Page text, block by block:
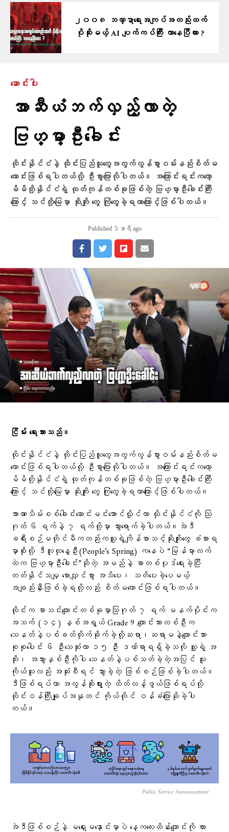
၂၀၀၈ ဘဏ္ဍာရေးအကျပ်အတည်းထက်
ပိုဆိုးမယ့် AI ပျက်ကပ်ကြီး လာနေပြီလား ?
ဆောင်းပါး
အာဆီယံဘက်လှည့်လာတဲ့
ဗြဟ္မာ့ဦးခေါင်း
ထိုင်းနိုင်ငံနဲ့ ထိုင်းပြည်သူတွေအတွက်လွန်စွာဝမ်းနည်းစိတ်မ
ကောင်းဖြစ်ရပါတယ်လို့ ဦးစွာပြောလိုပါတယ်။ အကြောင်းရင်းကတော့
မိမိတို့နိုင်ငံရဲ့ ထုတ်ကုန်တစ်ခုဖြစ်တဲ့ ဗြဟ္မာ့ဦးခေါင်းကြီး
ကြောင့် သင်တို့မြေမှာ ဆိုးကျိုး တွေ ကြုံတွေ့ခဲ့ရတာကြောင့်ဖြစ်ပါတယ်။
Published 5 နာရီ ago
ငြိမ်း ရေးသားသည်။
ထိုင်းနိုင်ငံနဲ့ ထိုင်းပြည်သူတွေအတွက်လွန်စွာဝမ်းနည်းစိတ်မ
ကောင်းဖြစ်ရပါတယ်လို့ ဦးစွာပြောလိုပါတယ်။ အကြောင်းရင်းကတော့
မိမိတို့နိုင်ငံရဲ့ ထုတ်ကုန်တစ်ခုဖြစ်တဲ့ ဗြဟ္မာ့ဦးခေါင်းကြီး
ကြောင့် သင်တို့မြေမှာ ဆိုးကျိုး တွေ ကြုံတွေ့ခဲ့ရတာကြောင့်ဖြစ်ပါတယ်။
အာဏာသိမ်းစစ်ခေါင်းဆောင်းမင်းအောင်လှိုင်ဟာ ထိုင်းနိုင်ငံကို သြ
ဂုတ် ၆ ရက်နဲ့ ၇ ရက်တို့မှာ သွားရောက်ခဲ့ပါတယ်။အဲဒီ
ခရီးစဉ်မတိုင်မီကတည်းကသူ့ရဲ့ကျိန်စာသင့်ဆိုးကျိုးတွေ ခံစားရ
မှာစိုးလို့ ဒီလူထုနွေဦး(People’s Spring) ကနေပဲ “မြန်မာ့လက်
ထဲက ဗြဟ္မာ့ဦးခေါင်း”ဆိုတဲ့ အမည်နဲ့ စာတစ်ပုဒ်ရေးခဲ့ပြီး
တတ်နိုင်သမျှ စောလျှင်စွာ အသိပေး၊ သတိပေးခဲ့ပေမယ့်
အချည်းနှီးဖြစ်ခဲ့ရလို့လည်း စိတ်မကောင်းဖြစ်ရပါတယ်။
ထိုင်းက စာသင်းကျောင်းတစ်ခုမှာသြဂုတ် ၇ ရက် မနက်ပိုင်းက
အသက် (၁၄) နှစ်အရွယ် Grade 9 ကျောင်းသားတစ်ဦးက
သေနတ်နဲ့ပစ်ခတ်တိုက်ခိုက်ခဲ့လို့ဆရာ၊ဆရာမနဲ့ကျောင်းသား
စုစုပေါင်း ၆ ဦးသေဆုံးကာ ၁၅ ဦး ဒဏ်ရာရရှိခဲ့သလို သူ့ရဲ့ အ
ဘိုး၊ အဘွားနှစ်ဦးကိုပါ သေနတ်နဲ့ပစ်သတ်ခဲ့တဲ့အပြင် သူ
ကိုယ်သူလည်း အဆုံးစီရင် သွားခဲ့တဲ့ ဖြစ်စဉ်ဖြစ်ခဲ့ပါတယ်။
ဒီဖြစ်ရပ်ဟာ အလွန်ဆိုးရွားတဲ့ ထိတ်လန့်ဖွယ်ဖြစ်ရပ်လို့
ထိုင်းဝန်ကြီးချုပ်အနုတင် ကိုယ်တိုင် ဝန်ခံပြောဆိုခဲ့ပါ
တယ်။
Public Service Announcement
အဲဒီဖြစ်စဉ်နဲ့ မရှေးမနှောင်းမှာပဲ နေ့ကလေးထိန်းကျောင်းကို ကား